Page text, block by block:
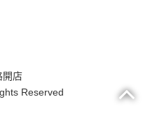
開店
Reserved